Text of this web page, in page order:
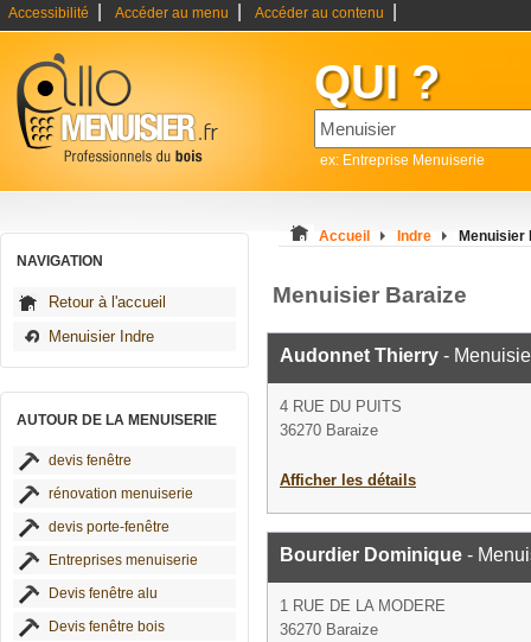
Accessibilité Accéder au menu Accéder au contenu
QUI ?
ex: Entreprise Menuiserie
NAVIGATION
Retour à l'accueil
Menuisier Indre
AUTOUR DE LA MENUISERIE
devis fenêtre
rénovation menuiserie
devis porte-fenêtre
Entreprises menuiserie
Devis fenêtre alu
Devis fenêtre bois
Accueil Indre Menuisier
Menuisier Baraize
Audonnet Thierry -
4 RUE DU PUITS
36270 Baraize
Afficher les détails
Bourdier Dominique -
1 RUE DE LA MODERE
36270 Baraize